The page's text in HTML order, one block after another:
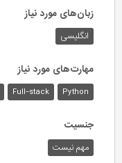
زبان‌های مورد نیاز
انگلیسی
مهارت‌های مورد نیاز
Python
Full-stack
جنسیت
مهم نیست